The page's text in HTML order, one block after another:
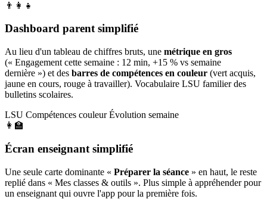
👨‍👩‍👧
Dashboard parent simplifié
Au lieu d'un tableau de chiffres bruts, une métrique en gros
(« Engagement cette semaine : 12 min, +15 % vs semaine
dernière ») et des barres de compétences en couleur (vert acquis,
jaune en cours, rouge à travailler). Vocabulaire LSU familier des
bulletins scolaires.
LSU Compétences couleur Évolution semaine
👩‍🏫
Écran enseignant simplifié
Une seule carte dominante « Préparer la séance » en haut, le reste
replié dans « Mes classes & outils ». Plus simple à appréhender pour
un enseignant qui ouvre l'app pour la première fois.